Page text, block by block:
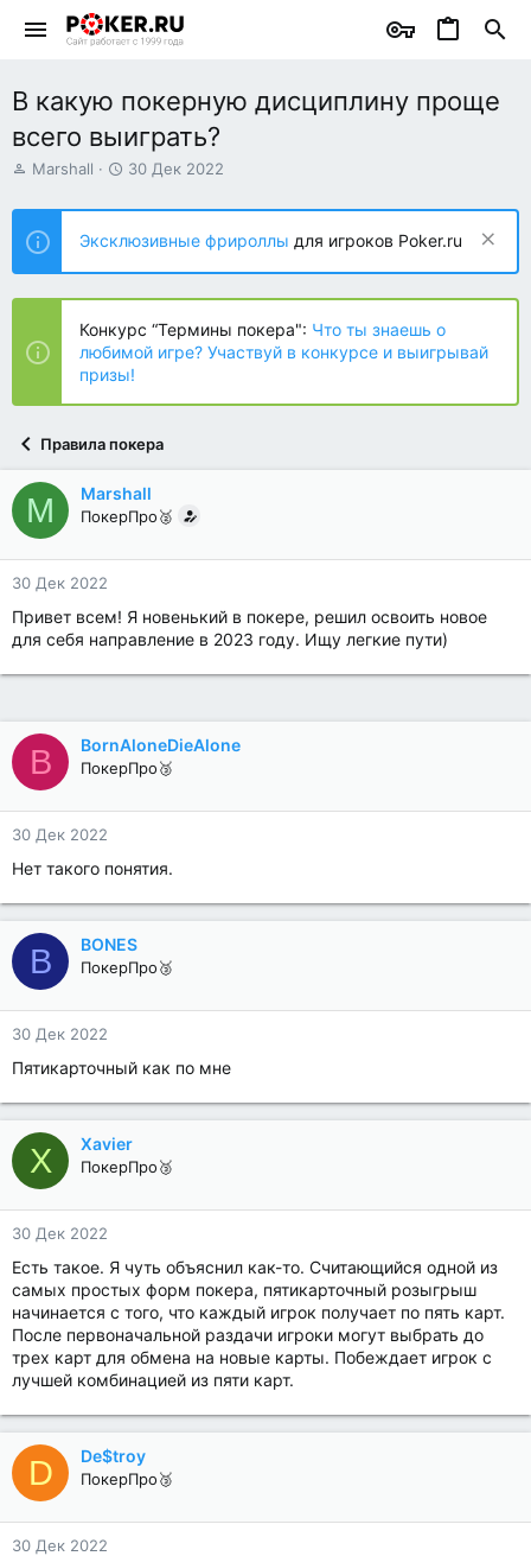
В какую покерную дисциплину проще
всего выиграть?
А
т
о
р
т
е
ы
Marshall
Д
т
н
а
ч
л
а
30 Дек 2022
Эксклюзивные фрироллы для игроков Poker.ru
Конкурс “Термины покера": Что ты знаешь о
любимой игре? Участвуй в конкурсе и выигрывай
призы!
Правила покера
M Marshall
ПокерПро🥈
30 Дек 2022
Привет всем! Я новенький в покере, решил освоить новое
для себя направление в 2023 году. Ищу легкие пути)
B BornAloneDieAlone
ПокерПро🥉
30 Дек 2022
Нет такого понятия.
B BONES
ПокерПро🥉
30 Дек 2022
Пятикарточный как по мне
X Xavier
ПокерПро🥉
30 Дек 2022
Есть такое. Я чуть объяснил как-то. Считающийся одной из
самых простых форм покера, пятикарточный розыгрыш
начинается с того, что каждый игрок получает по пять карт.
После первоначальной раздачи игроки могут выбрать до
трех карт для обмена на новые карты. Побеждает игрок с
лучшей комбинацией из пяти карт.
D De$troy
ПокерПро🥉
30 Дек 2022